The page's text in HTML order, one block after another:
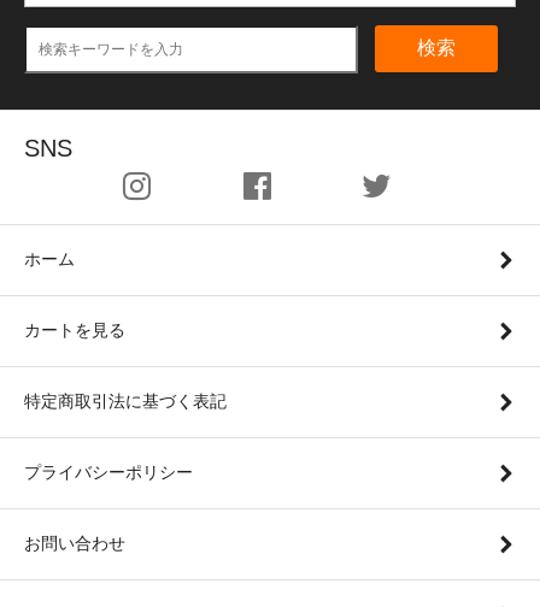
検索
SNS
ホーム
カートを見る
特定商取引法に基づく表記
プライバシーポリシー
お問い合わせ